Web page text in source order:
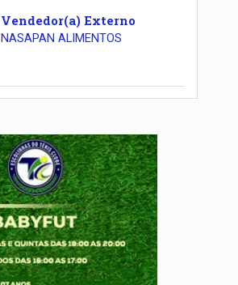
Vendedor(a) Externo
NASAPAN ALIMENTOS